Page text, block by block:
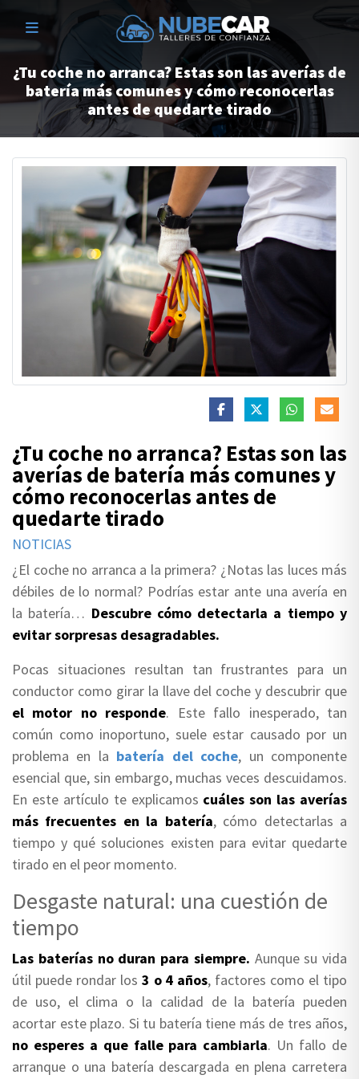
¿Tu coche no arranca? Estas son las averías de
batería más comunes y cómo reconocerlas
antes de quedarte tirado
¿Tu coche no arranca? Estas son las
averías de batería más comunes y
cómo reconocerlas antes de
quedarte tirado
NOTICIAS
¿El coche no arranca a la primera? ¿Notas las luces más
débiles de lo normal? Podrías estar ante una avería en
la batería… Descubre cómo detectarla a tiempo y
evitar sorpresas desagradables.
Pocas situaciones resultan tan frustrantes para un
conductor como girar la llave del coche y descubrir que
el motor no responde. Este fallo inesperado, tan
común como inoportuno, suele estar causado por un
problema en la batería del coche, un componente
esencial que, sin embargo, muchas veces descuidamos.
En este artículo te explicamos cuáles son las averías
más frecuentes en la batería, cómo detectarlas a
tiempo y qué soluciones existen para evitar quedarte
tirado en el peor momento.
Desgaste natural: una cuestión de
tiempo
Las baterías no duran para siempre. Aunque su vida
útil puede rondar los 3 o 4 años, factores como el tipo
de uso, el clima o la calidad de la batería pueden
acortar este plazo. Si tu batería tiene más de tres años,
no esperes a que falle para cambiarla. Un fallo de
arranque o una batería descargada en plena carretera